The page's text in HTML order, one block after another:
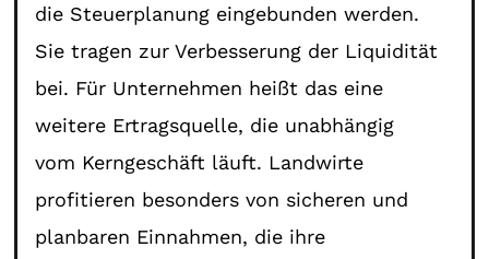
die Steuerplanung eingebunden werden.
Sie tragen zur Verbesserung der Liquidität
bei. Für Unternehmen heißt das eine
weitere Ertragsquelle, die unabhängig
vom Kerngeschäft läuft. Landwirte
profitieren besonders von sicheren und
planbaren Einnahmen, die ihre